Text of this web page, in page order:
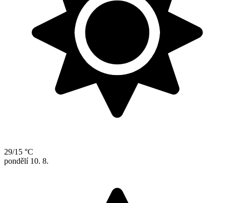
29/15 °C
pondělí 10. 8.